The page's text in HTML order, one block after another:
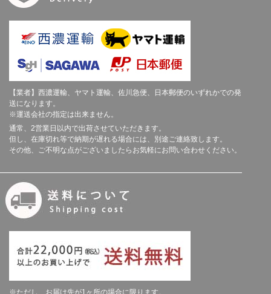
【業者】西濃運輸、ヤマト運輸、佐川急便、日本郵便のいずれかでの発
送になります。
※運送会社の指定は出来ません。
通常、2営業日以内で出荷させていただきます。
但し、在庫切れ等で納期が遅れる場合には、別途ご連絡致します。
その他、ご不明な点がございましたらお気軽にお問い合わせください。